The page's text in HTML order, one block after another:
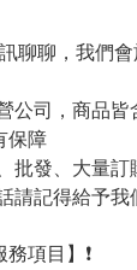
聊聊，我們
公司，商品
保障
批發、大量訂
請記得給予我
項目】❗